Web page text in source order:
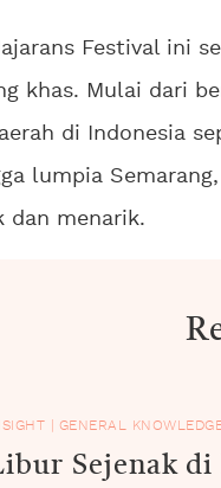
Festival ini
khas. Mulai dari
di Indonesia
lumpia
dan menarik.
GENERAL
Sejenak di